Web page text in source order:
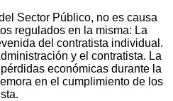
Sector Público, no es causa
regulados en la misma: La
del contratista individual.
y el contratista. La
económicas durante la
en el cumplimiento de los